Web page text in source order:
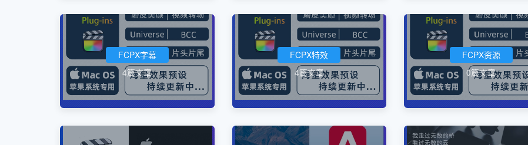
FCPX字幕
4篇文章
FCPX特效
4篇文章
FCPX资源
0篇文章